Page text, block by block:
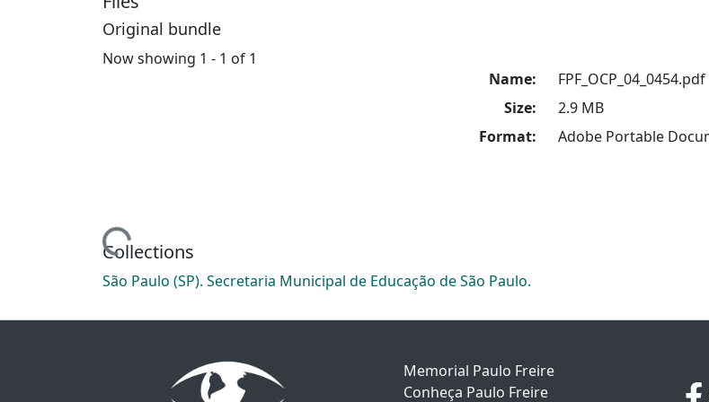
Original bundle
Now showing 1 - 1 of 1
Loading...
Name:
FPF_OCP_04_0454.pdf
Size:
2.9 MB
Format:
Adobe Portable
Collections
São Paulo (SP). Secretaria Municipal de Educação de São Paulo.
Memorial Paulo Freire
Conheça Paulo Freire